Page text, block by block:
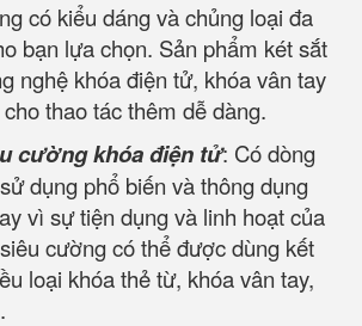
có kiểu dáng và chủng loại đa
bạn lựa chọn. Sản phẩm két sắt
nghệ khóa điện tử, khóa vân tay
thao tác thêm dễ dàng.
cường khóa điện tử: Có dòng
dụng phổ biến và thông dụng
vì sự tiện dụng và linh hoạt của
cường có thể được dùng kết
loại khóa thẻ từ, khóa vân tay,